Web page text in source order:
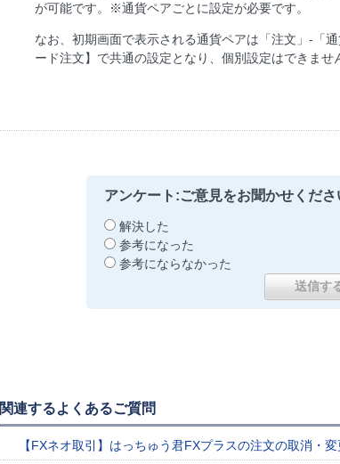
が可能です。※通貨ペアごとに設定が必要です。
なお、初期画面で表示される通貨ペアは「注文」-「
ード注文】で共通の設定となり、個別設定はできませ
アンケート:ご意見をお聞かせくださ
解決した
参考になった
参考にならなかった
関連するよくあるご質問
【FXネオ取引】はっちゅう君FXプラスの注文の取消・